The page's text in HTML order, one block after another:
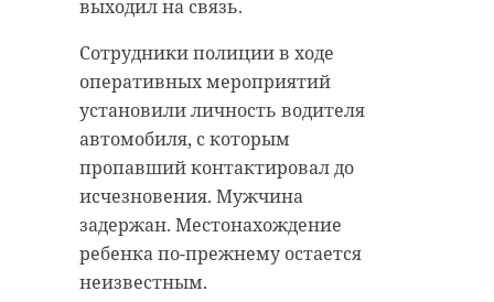
выходил на связь.
Сотрудники полиции в ходе
оперативных мероприятий
установили личность водителя
автомобиля, с которым
пропавший контактировал до
исчезновения. Мужчина
задержан. Местонахождение
ребенка по-прежнему остается
неизвестным.